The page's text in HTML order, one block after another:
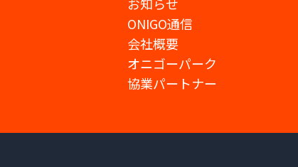
お知らせ
ONIGO通信
会社概要
オニゴーパーク
協業パートナー